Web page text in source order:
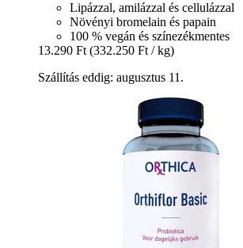
Lipázzal, amilázzal és cellulázzal
Növényi bromelain és papain
100 % vegán és színezékmentes
13.290 Ft (332.250 Ft / kg)
Szállítás eddig: augusztus 11.